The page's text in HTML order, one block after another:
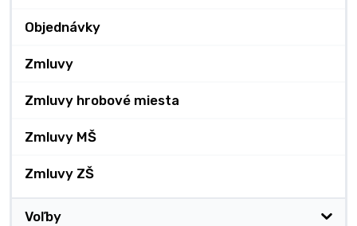
Objednávky
Zmluvy
Zmluvy hrobové miesta
Zmluvy MŠ
Zmluvy ZŠ
Voľby